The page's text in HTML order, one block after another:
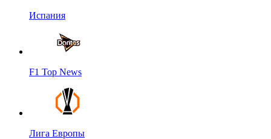
Испания
F1 Top News
Лига Европы